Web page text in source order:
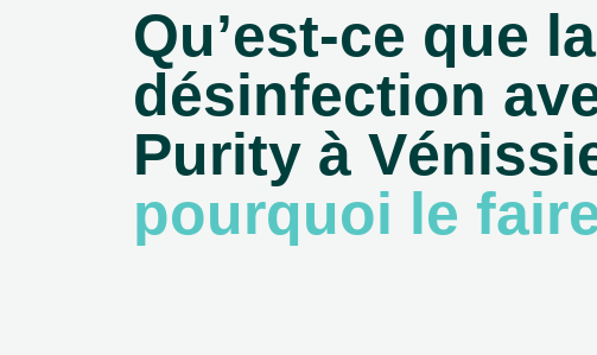
Qu’est-ce que la
désinfection
Purity à
pourquoi le